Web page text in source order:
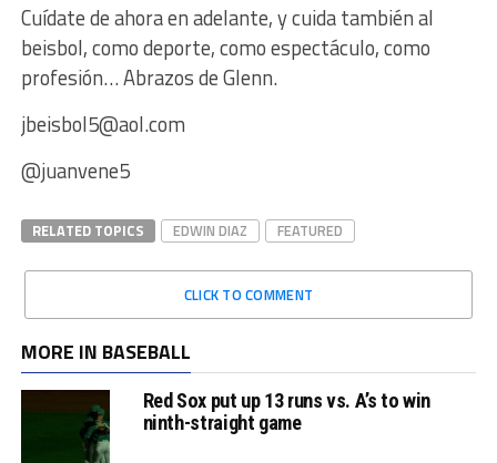
Cuídate de ahora en adelante, y cuida también al
beisbol, como deporte, como espectáculo, como
profesión… Abrazos de Glenn.
jbeisbol5@aol.com
@juanvene5
RELATED TOPICS EDWIN DIAZ FEATURED
CLICK TO COMMENT
MORE IN BASEBALL
Red Sox put up 13 runs vs. A’s to win
ninth-straight game